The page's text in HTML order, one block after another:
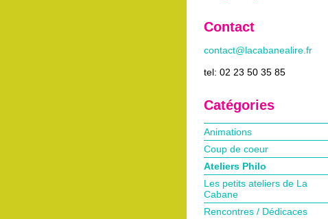
Contact
contact@lacabanealire.fr
tel: 02 23 50 35 85
Catégories
Animations
Coup de coeur
Ateliers Philo
Les petits ateliers de La
Cabane
Rencontres / Dédicaces